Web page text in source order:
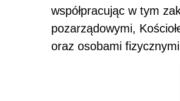
współpracując w tym
pozarządowymi,
oraz osobami